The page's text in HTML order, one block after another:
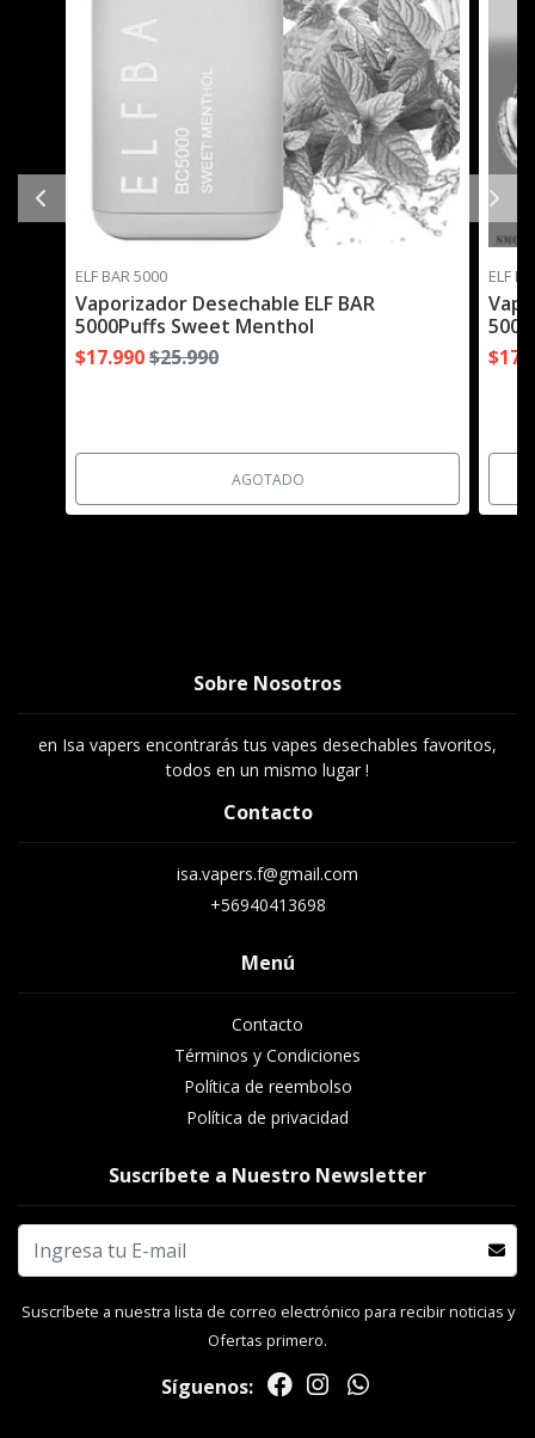
ELF BAR 5000
Vaporizador Desechable ELF BAR
5000Puffs Sweet Menthol
$17.990$25.990
AGOTADO
ELF
Sobre Nosotros
en Isa vapers encontrarás tus vapes desechables favoritos,
todos en un mismo lugar !
Contacto
isa.vapers.f@gmail.com
+56940413698
Menú
Contacto
Términos y Condiciones
Política de reembolso
Política de privacidad
Suscríbete a Nuestro Newsletter
Suscríbete a nuestra lista de correo electrónico para recibir noticias y
Ofertas primero.
Síguenos: